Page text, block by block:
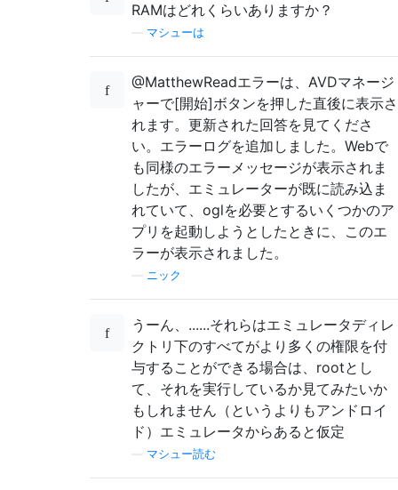
RAMはどれくらいありますか？
マシューは
@MatthewReadエラーは、AVDマネージ
ャーで[開始]ボタンを押した直後に表示さ
れます。更新された回答を見てくださ
い。エラーログを追加しました。Webで
も同様のエラーメッセージが表示されま
したが、エミュレーターが既に読み込ま
れていて、oglを必要とするいくつかのア
プリを起動しようとしたときに、このエ
ラーが表示されました。
ニック
うーん、......それらはエミュレータディレ
クトリ下のすべてがより多くの権限を付
与することができる場合は、rootとし
て、それを実行しているか見てみたいか
もしれません（というよりもアンドロイ
ド）エミュレータからあると仮定
マシュー読む